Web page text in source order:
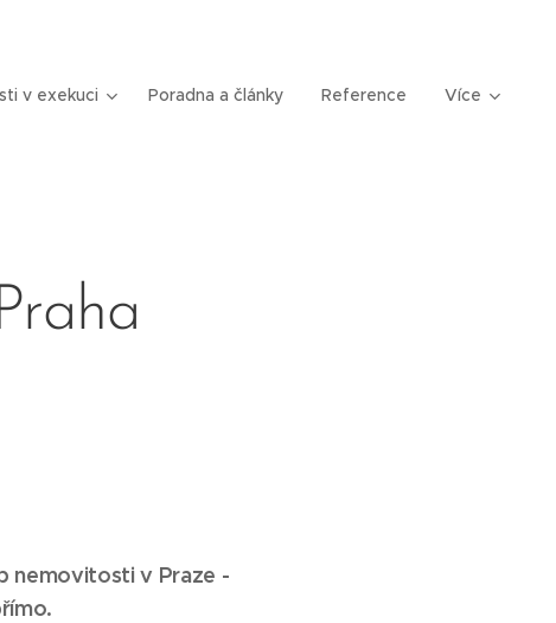
v exekuci Poradna a články Reference Více
nemovitosti v Praze -